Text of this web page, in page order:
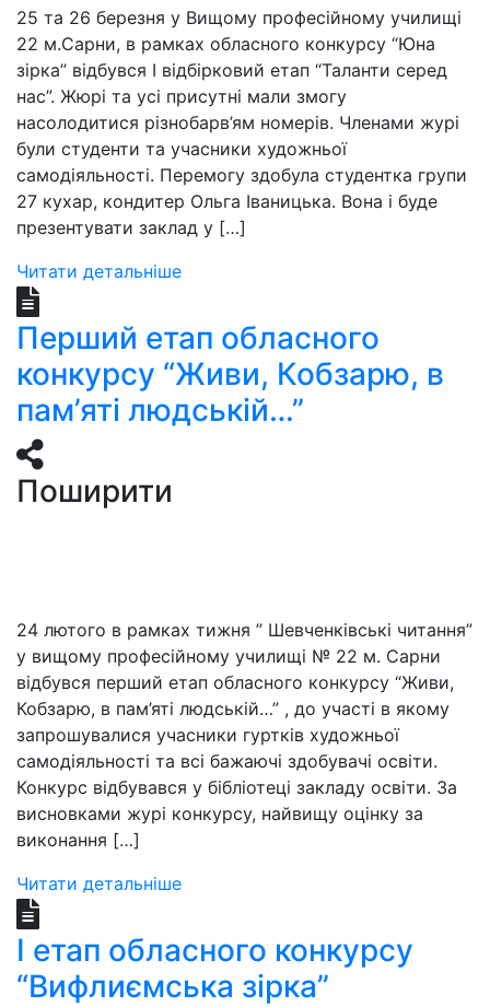
25 та 26 березня у Вищому професійному училищі
22 м.Сарни, в рамках обласного конкурсу “Юна
зірка” відбувся І відбірковий етап “Таланти серед
нас”. Жюрі та усі присутні мали змогу
насолодитися різнобарв’ям номерів. Членами журі
були студенти та учасники художньої
самодіяльності. Перемогу здобула студентка групи
27 кухар, кондитер Ольга Іваницька. Вона і буде
презентувати заклад у […]
Читати детальніше
Перший етап обласного
конкурсу “Живи, Кобзарю, в
пам’яті людській…”
Поширити
24 лютого в рамках тижня ” Шевченківські читання”
у вищому професійному училищі № 22 м. Сарни
відбувся перший етап обласного конкурсу “Живи,
Кобзарю, в пам’яті людській…” , до участі в якому
запрошувалися учасники гуртків художньої
самодіяльності та всі бажаючі здобувачі освіти.
Конкурс відбувався у бібліотеці закладу освіти. За
висновками журі конкурсу, найвищу оцінку за
виконання […]
Читати детальніше
І етап обласного конкурсу
“Вифлиємська зірка”